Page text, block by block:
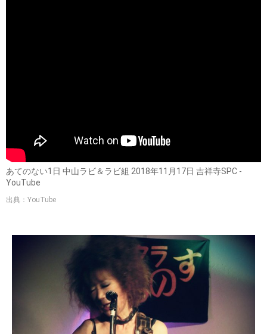
あてのない1日 中山ラビ＆ラビ組 2018年11月17日 吉祥寺SPC -
YouTube
出典：YouTube